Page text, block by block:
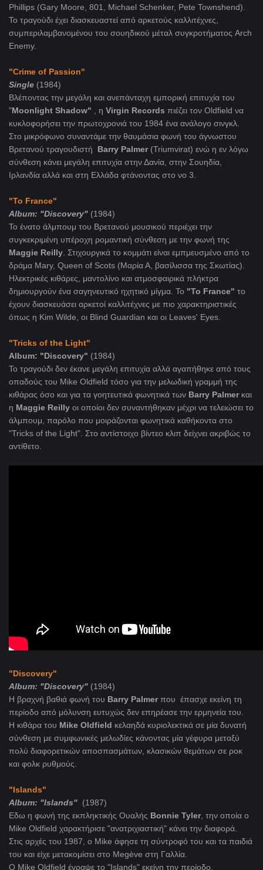
Phillips (Gary Moore, 801, Michael Schenker, Pete Townshend).
Το τραγούδι έχει διασκευαστεί από αρκετούς καλλιτέχνες,
συμπεριλαμβανομένου του σουηδικού μέταλ συγκροτήματος Arch
Enemy.
"Crime of Passion"
Single (1984)
Βλέποντας την μεγάλη και ανεπάνταχη εμπορική επιτυχία του
"Moonlight Shadow" , η Virgin Records πιέζει τον Oldfield να
κυκλοφορήσει την πρωτοχρονιά του 1984 ένα ανάλογο σινγκλ.
Στο μικρόφωνο συναντάμε την θαυμάσια φωνή του άγνωστου
Βρετανού τραγουδιστή Barry Palmer(Triumvirat) ενώ η εν λόγω
σύνθεση κάνει μεγάλη επιτυχία στην Δανία, στην Σουηδία,
Ιρλανδία αλλά και στη Ελλάδα φτάνοντας στο νο 3.
"To France"
Album: "Discovery" (1984)
Το ένατο άλμπουμ του Βρετανού μουσικού περιέχει την
συγκεκριμένη υπέροχη ρομαντική σύνθεση με την φωνή της
Maggie Reilly. Στιχουργικά το κομμάτι είναι εμπμευσμένο από το
δράμα Mary, Queen of Scots (Μαρία Α, βασίλισσα της Σκωτίας).
Ηλεκτρικές κιθάρες, μαντολίνο και ατμοσφαιρικά πλήκτρα
δημιουργούν ένα σαγηνευτικό ηχητικό μίγμα. Το "To France" το
έχουν διασκευάσει αρκετοί καλλιτέχνες με πιο χαρακτηριστικές
όπως η Kim Wilde, οι Blind Guardian και οι Leaves' Eyes.
"Tricks of the Light"
Album: "Discovery" (1984)
Το τραγούδι δεν έκανε μεγάλη επιτυχία αλλά αγαπήθηκε από τους
οπαδούς του Mike Oldfield τόσο για την μελωδική γραμμή της
κιθάρας όσο και για τα γοητευτικά φωνητικά των Barry Palmerκαι
η Maggie Reilly οι οποίοι δεν συναντήθηκαν μέχρι να τελειώσει το
άλμπουμ, παρόλο που μοιράζονται φωνητικά καθήκοντα στο
"Tricks of the Light". Στο αντίστοιχο βίντεο κλιπ δείχνει ακριβώς το
αντίθετο.
"Discovery"
Album: "Discovery" (1984)
Η βραχνή βαθιά φωνή του Barry Palmerπου έπασχε εκείνη τη
περίοδο από μόλυνση ευτυχώς δεν επηρέασε την ερμηνεία του.
Η κιθάρα του Mike Oldfield κελαηδά κυριολεκτικά σε μία δυνατή
σύνθεση με συμφωνικές μελωδίες κάνοντας μία γέφυρα μεταξύ
πολύ διαφορετικών αποσπασμάτων, κλασικών θεμάτων σε ροκ
και φολκ ρυθμούς.
"Islands"
Album: "Islands" (1987)
Εδω η φωνή της εκπληκτικής Ουαλής Bonnie Tyler, την οποία ο
Mike Oldfield χαρακτήρισε "ανατριχιαστική" κάνει την διαφορά.
Στις αρχές του 1987, ο Mike άφησε τη σύντροφό του και τα παιδιά
του και είχε μετακομίσει στο Megève στη Γαλλία.
Ο Mike Oldfield έγραψε το "Islands" εκείνη την περίοδο,